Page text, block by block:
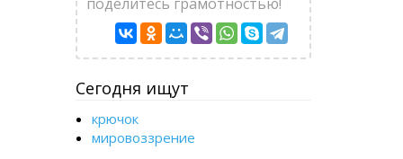
Сегодня ищут
крючок
мировоззрение